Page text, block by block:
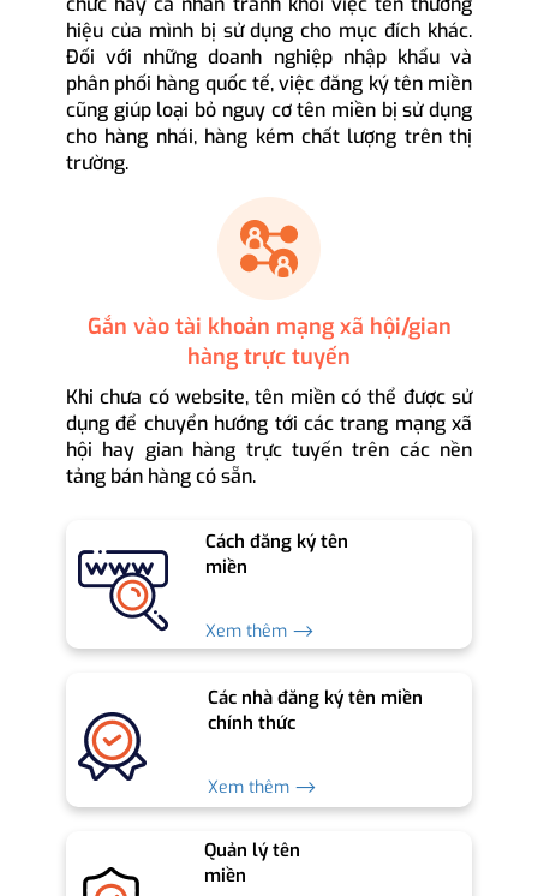
hiệu của mình bị sử dụng cho mục đích khác.
Đối với những doanh nghiệp nhập khẩu và
phân phối hàng quốc tế, việc đăng ký tên miền
cũng giúp loại bỏ nguy cơ tên miền bị sử dụng
cho hàng nhái, hàng kém chất lượng trên thị
trường.
Gắn vào tài khoản mạng xã hội/gian
hàng trực tuyến
Khi chưa có website, tên miền có thể được sử
dụng để chuyển hướng tới các trang mạng xã
hội hay gian hàng trực tuyến trên các nền
tảng bán hàng có sẵn.
Cách đăng ký tên
miền
Xem thêm ⟶
Các nhà đăng ký tên miền
chính thức
Xem thêm ⟶
Quản lý tên
miền